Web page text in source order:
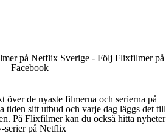
på Netflix Sverige - Följ Flixfilmer på
Facebook
de nyaste filmerna och serierna på
sitt utbud och varje dag läggs det till
På Flixfilmer kan du också hitta nyheter
serier på Netflix